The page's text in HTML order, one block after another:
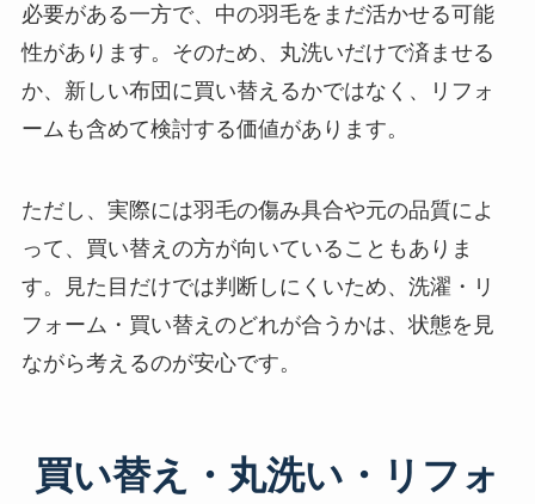
必要がある一方で、中の羽毛をまだ活かせる可能
性があります。そのため、丸洗いだけで済ませる
か、新しい布団に買い替えるかではなく、リフォ
ームも含めて検討する価値があります。
ただし、実際には羽毛の傷み具合や元の品質によ
って、買い替えの方が向いていることもありま
す。見た目だけでは判断しにくいため、洗濯・リ
フォーム・買い替えのどれが合うかは、状態を見
ながら考えるのが安心です。
買い替え・丸洗い・リフォ